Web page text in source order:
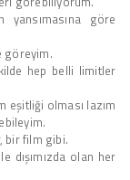
göre
göreyim.
hep belli limitler
eşitliği olması lazım
bir film gibi.
olan her